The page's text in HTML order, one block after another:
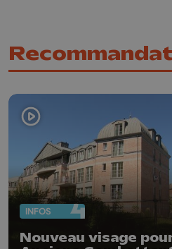
INFOS
Nouveau visage